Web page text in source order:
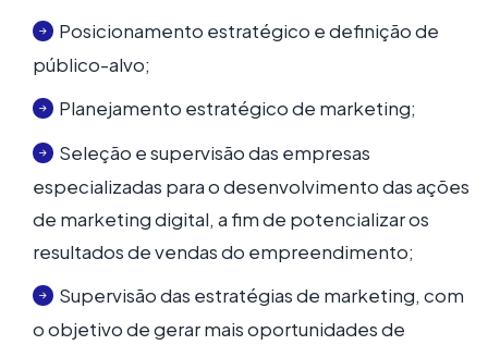
Posicionamento estratégico e definição de
público-alvo;
Planejamento estratégico de marketing;
Seleção e supervisão das empresas
especializadas para o desenvolvimento das ações
de marketing digital, a fim de potencializar os
resultados de vendas do empreendimento;
Supervisão das estratégias de marketing, com
o objetivo de gerar mais oportunidades de